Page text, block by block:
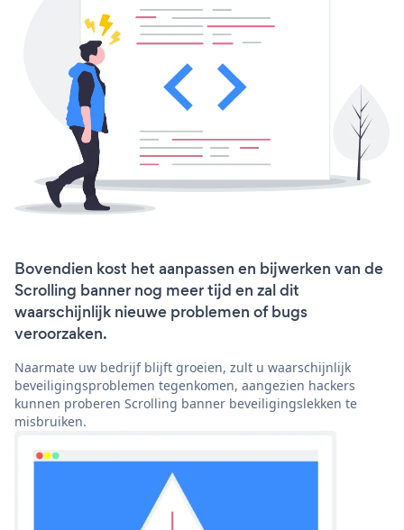
Bovendien kost het aanpassen en bijwerken van de
Scrolling banner nog meer tijd en zal dit
waarschijnlijk nieuwe problemen of bugs
veroorzaken.
Naarmate uw bedrijf blijft groeien, zult u waarschijnlijk
beveiligingsproblemen tegenkomen, aangezien hackers
kunnen proberen Scrolling banner beveiligingslekken te
misbruiken.